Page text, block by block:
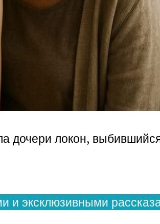
дочери локон,
эксклюзивными